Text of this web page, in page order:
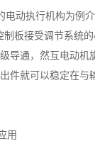
电动执行机构为例
制板接受调节系统
导通，然互电动
件就可以稳定在与
用